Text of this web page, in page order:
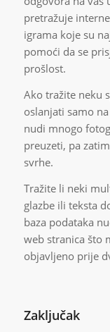
pretražuje
igrama koje su
pomoći da se
prošlost.
Ako tražite neku
oslanjati samo
nudi mnogo
preuzeti, pa
svrhe.
Tražite li neki
glazbe ili teksta
baza podataka
web stranica što
objavljeno prije
Zaključak